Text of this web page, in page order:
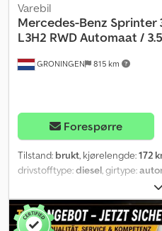
GRONINGEN 815 km
Varebil
Mercedes-Benz Sprinter
L3H2 RWD Automaat /
Forespørre
Tilstand: brukt, kjørelengde:172
drivstofftype:diesel, girtype:
, første
kapasitet:71 l, CO₂-utslipp:280 g/
svart, antall seter:3 , Byggeår:2023